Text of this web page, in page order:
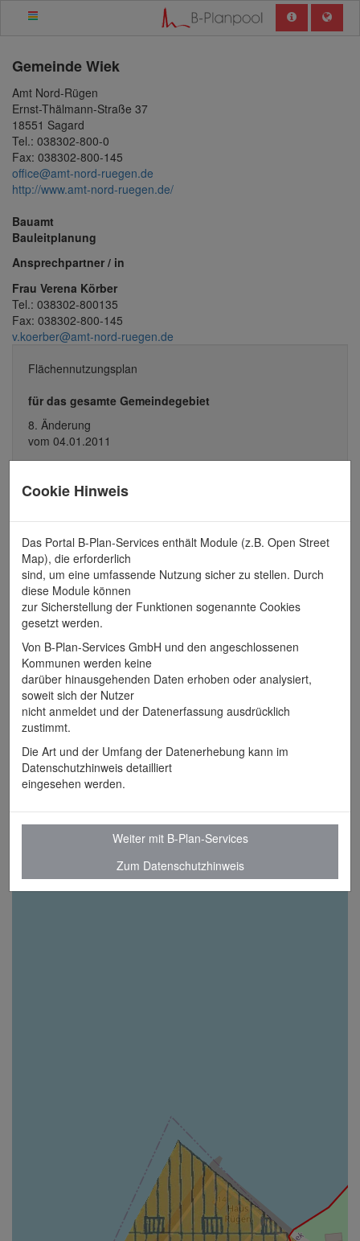
GemeindeWiek
Amt Nord-Rügen
Ernst-Thälmann-Straße 37
18551 Sagard
Tel.: 038302-800-0
Fax: 038302-800-145
office@amt-nord-ruegen.de
http://www.amt-nord-ruegen.de/
Bauamt
Bauleitplanung
Ansprechpartner / in
Frau Verena Körber
Tel.: 038302-800135
Fax: 038302-800-145
v.koerber@amt-nord-ruegen.de
Flächennutzungsplan
für das gesamte Gemeindegebiet
8. Änderung
vom 04.01.2011
8. Änderung
vom 04.01.2011
Planzeichnung
Dokumente
Begründung
Zusammenfassende Erklärung
Cookie Hinweis
Das Portal B-Plan-Services enthält Module (z.B. Open Street
Map), die erforderlich
sind, um eine umfassende Nutzung sicher zu stellen. Durch
diese Module können
zur Sicherstellung der Funktionen sogenannte Cookies
gesetzt werden.
Von B-Plan-Services GmbH und den angeschlossenen
Kommunen werden keine
darüber hinausgehenden Daten erhoben oder analysiert,
soweit sich der Nutzer
nicht anmeldet und der Datenerfassung ausdrücklich
zustimmt.
Die Art und der Umfang der Datenerhebung kann im
Datenschutzhinweis detailliert
eingesehen werden.
Weiter mit B-Plan-Services
Zum Datenschutzhinweis